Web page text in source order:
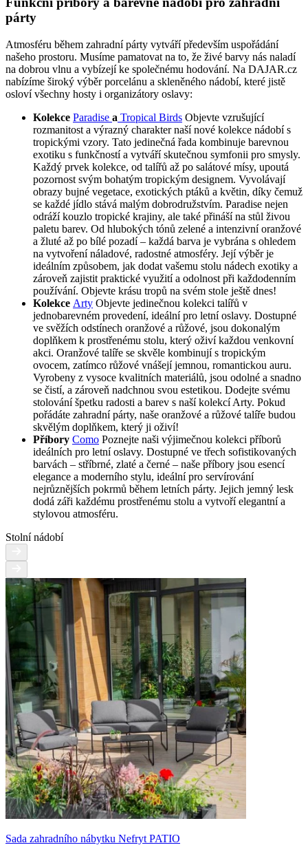
párty
Atmosféru během zahradní párty vytváří především uspořádání
našeho prostoru. Musíme pamatovat na to, že živé barvy nás naladí
na dobrou vlnu a vybízejí ke společnému hodování. Na DAJAR.cz
nabízíme široký výběr porcelánu a skleněného nádobí, které jistě
osloví všechny hosty i organizátory oslavy:
Kolekce Paradise a Tropical Birds Objevte vzrušující
rozmanitost a výrazný charakter naší nové kolekce nádobí s
tropickými vzory. Tato jedinečná řada kombinuje barevnou
exotiku s funkčností a vytváří skutečnou symfonii pro smysly.
Každý prvek kolekce, od talířů až po salátové mísy, upoutá
pozornost svým bohatým tropickým designem. Vyvolávají
obrazy bujné vegetace, exotických ptáků a květin, díky čemuž
se každé jídlo stává malým dobrodružstvím. Paradise nejen
odráží kouzlo tropické krajiny, ale také přináší na stůl živou
paletu barev. Od hlubokých tónů zelené a intenzivní oranžové
a žluté až po bílé pozadí – každá barva je vybrána s ohledem
na vytvoření náladové, radostné atmosféry. Její výběr je
ideálním způsobem, jak dodat vašemu stolu nádech exotiky a
zároveň zajistit praktické využití a odolnost při každodenním
používání. Objevte krásu tropů na svém stole ještě dnes!
Kolekce Arty Objevte jedinečnou kolekci talířů v
jednobarevném provedení, ideální pro letní oslavy. Dostupné
ve svěžích odstínech oranžové a růžové, jsou dokonalým
doplňkem k prostřenému stolu, který oživí každou venkovní
akci. Oranžové talíře se skvěle kombinují s tropickým
ovocem, zatímco růžové vnášejí jemnou, romantickou auru.
Vyrobeny z vysoce kvalitních materiálů, jsou odolné a snadno
se čistí, a zároveň nadchnou svou estetikou. Dodejte svému
stolování špetku radosti a barev s naší kolekcí Arty. Pokud
pořádáte zahradní párty, naše oranžové a růžové talíře budou
skvělým doplňkem, který ji oživí!
Příbory Como Poznejte naši výjimečnou kolekci příborů
ideálních pro letní oslavy. Dostupné ve třech sofistikovaných
barvách – stříbrné, zlaté a černé – naše příbory jsou esencí
elegance a moderního stylu, ideální pro servírování
nejrůznějších pokrmů během letních párty. Jejich jemný lesk
dodá záři každému prostřenému stolu a vytvoří elegantní a
stylovou atmosféru.
Stolní nádobí
Sada zahradního nábytku Nefryt PATIO